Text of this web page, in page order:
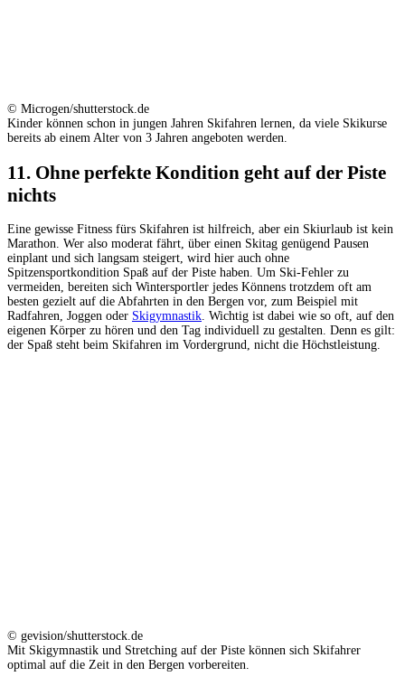
© Microgen/shutterstock.de
Kinder können schon in jungen Jahren Skifahren lernen, da viele Skikurse
bereits ab einem Alter von 3 Jahren angeboten werden.
11. Ohne perfekte Kondition geht auf der Piste
nichts
Eine gewisse Fitness fürs Skifahren ist hilfreich, aber ein Skiurlaub ist kein
Marathon. Wer also moderat fährt, über einen Skitag genügend Pausen
einplant und sich langsam steigert, wird hier auch ohne
Spitzensportkondition Spaß auf der Piste haben. Um Ski-Fehler zu
vermeiden, bereiten sich Wintersportler jedes Könnens trotzdem oft am
besten gezielt auf die Abfahrten in den Bergen vor, zum Beispiel mit
Radfahren, Joggen oder Skigymnastik. Wichtig ist dabei wie so oft, auf den
eigenen Körper zu hören und den Tag individuell zu gestalten. Denn es gilt:
der Spaß steht beim Skifahren im Vordergrund, nicht die Höchstleistung.
© gevision/shutterstock.de
Mit Skigymnastik und Stretching auf der Piste können sich Skifahrer
optimal auf die Zeit in den Bergen vorbereiten.